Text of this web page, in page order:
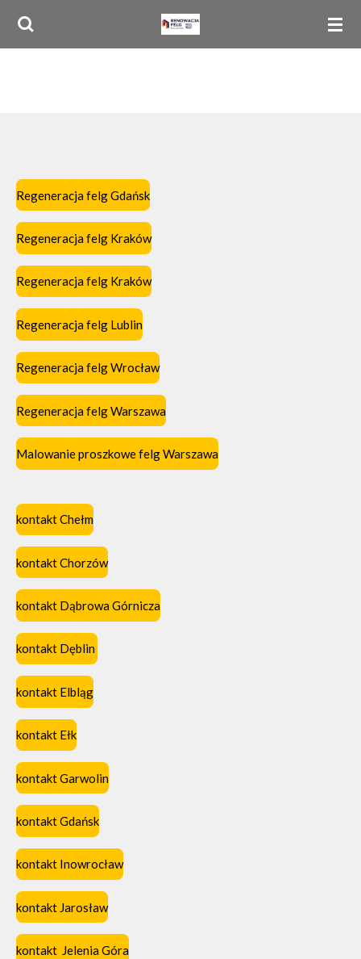
Przejdź
Regeneracja felg Gdańsk
Regeneracja felg Kraków
Regeneracja felg Kraków
Regeneracja felg Lublin
Regeneracja felg Wrocław
Regeneracja felg Warszawa
Malowanie proszkowe felg Warszawa
kontakt Chełm
kontakt Chorzów
kontakt Dąbrowa Górnicza
kontakt Dęblin
kontakt Elbląg
kontakt Ełk
kontakt Garwolin
kontakt Gdańsk
kontakt Inowrocław
kontakt Jarosław
kontakt Jelenia Góra